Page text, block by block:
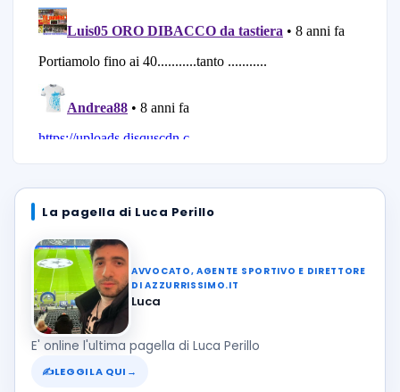
La pagella di Luca Perillo
AVVOCATO, AGENTE SPORTIVO E DIRETTORE
DI AZZURRISSIMO.IT
Luca
E' online l'ultima pagella di Luca Perillo
✍LEGGILA QUI →